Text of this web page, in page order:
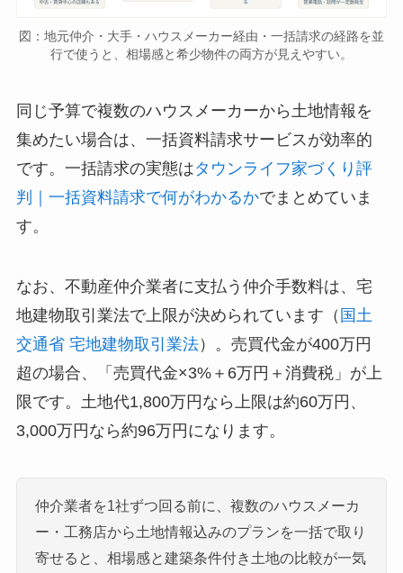
図：地元仲介・大手・ハウスメーカー経由・一括請求の経路を並
行で使うと、相場感と希少物件の両方が見えやすい。
同じ予算で複数のハウスメーカーから土地情報を
集めたい場合は、一括資料請求サービスが効率的
です。一括請求の実態はタウンライフ家づくり評
判｜一括資料請求で何がわかるかでまとめていま
す。
なお、不動産仲介業者に支払う仲介手数料は、宅
地建物取引業法で上限が決められています（ 国土
交通省 宅地建物取引業法）。売買代金が400万円
超の場合、「売買代金×3%＋6万円＋消費税」が上
限です。土地代1,800万円なら上限は約60万円、
3,000万円なら約96万円になります。
仲介業者を1社ずつ回る前に、複数のハウスメーカ
ー・工務店から土地情報込みのプランを一括で取り
寄せると、相場感と建築条件付き土地の比較が一気